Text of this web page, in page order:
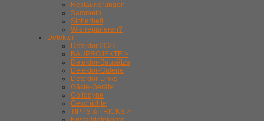
Restaurierungen
Sammeln
Sicherheit
Wie reparieren?
Detektor
Detektor 2022
BAUPROJEKTE >
Detektor-Bausätze
Detektor-Galerie
Detektor-Links
Gäste-Geräte
Gollodyne
Geschichte
TIPPS & TRICKS >